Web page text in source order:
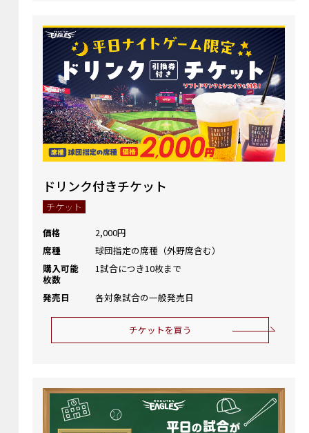
ドリンク付きチケット
チケット
価格
2,000円
席種
球団指定の席種（外野席含む）
購入可能
枚数
1試合につき10枚まで
発売日 各対象試合の一般発売日
チケットを買う